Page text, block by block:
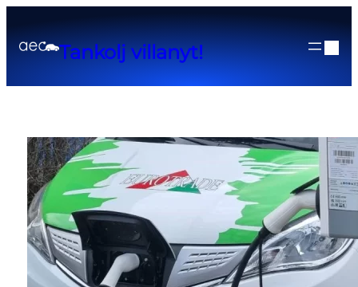
Tankolj villanyt!